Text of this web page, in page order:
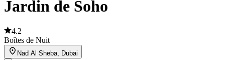
Jardin de Soho
4.2
Boîtes de Nuit
Nad Al Sheba, Dubai